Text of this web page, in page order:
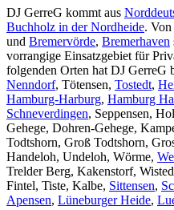
DJ GerreG kommt aus
Buchholz in der Nordheide. Von
und Bremervörde, Bremerhaven
vorrangige Einsatzgebiet für
folgenden Orten hat DJ GerreG
Nenndorf, Tötensen, Tostedt,
Hamburg-Harburg, Hamburg
Schneverdingen, Seppensen,
Gehege, Dohren-Gehege,
Todtshorn, Groß Todtshorn,
Handeloh, Undeloh, Wörme,
Trelder Berg, Kakenstorf,
Fintel, Tiste, Kalbe, Sittensen,
Apensen, Lüneburger Heide,